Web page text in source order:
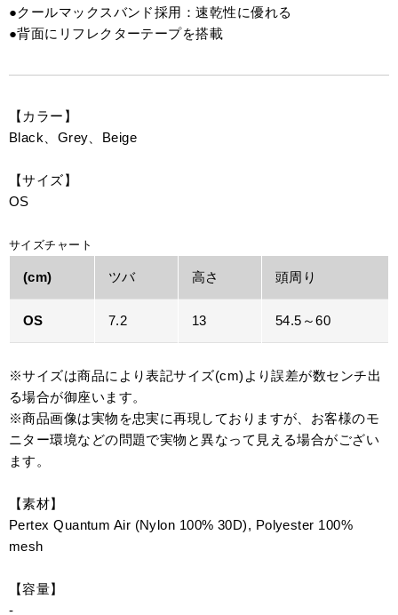
●クールマックスバンド採用：速乾性に優れる
●背面にリフレクターテープを搭載
【カラー】
Black、Grey、Beige
【サイズ】
OS
サイズチャート
(cm) ツバ 高さ 頭周り
OS 7.2 13 54.5～60
※サイズは商品により表記サイズ(cm)より誤差が数センチ出
る場合が御座います。
※商品画像は実物を忠実に再現しておりますが、お客様のモ
ニター環境などの問題で実物と異なって見える場合がござい
ます。
【素材】
Pertex Quantum Air (Nylon 100% 30D), Polyester 100%
mesh
【容量】
-